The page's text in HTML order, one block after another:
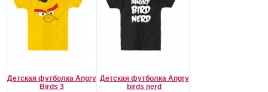
Детская футболка Angry
Birds 3
Детская футболка Angry
birds nerd